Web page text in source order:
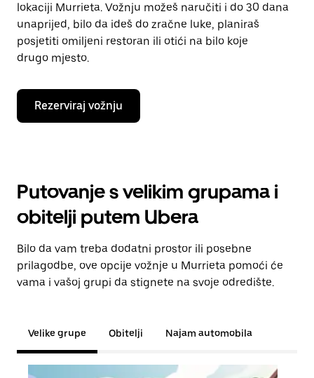
lokaciji Murrieta. Vožnju možeš naručiti i do 30 dana
unaprijed, bilo da ideš do zračne luke, planiraš
posjetiti omiljeni restoran ili otići na bilo koje
drugo mjesto.
Rezerviraj vožnju
Putovanje s velikim grupama i
obitelji putem Ubera
Bilo da vam treba dodatni prostor ili posebne
prilagodbe, ove opcije vožnje u Murrieta pomoći će
vama i vašoj grupi da stignete na svoje odredište.
Velike grupe Obitelji Najam automobila